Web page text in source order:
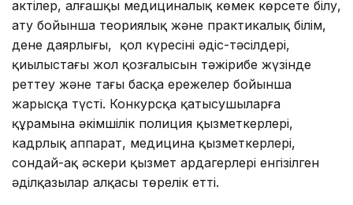
актілер, алғашқы медициналық көмек көрсете білу,
ату бойынша теориялық және практикалық білім,
дене даярлығы, қол күресінің әдіс-тәсілдері,
қиылыстағы жол қозғалысын тәжірибе жүзінде
реттеу және тағы басқа ережелер бойынша
жарысқа түсті. Конкурсқа қатысушыларға
құрамына әкімшілік полиция қызметкерлері,
кадрлық аппарат, медицина қызметкерлері,
сондай-ақ әскери қызмет ардагерлері енгізілген
әділқазылар алқасы төрелік етті.